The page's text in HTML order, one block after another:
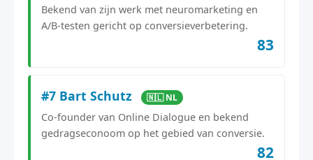
Bekend van zijn werk met neuromarketing en
A/B-testen gericht op conversieverbetering.
83
#7 Bart Schutz 🇳🇱 NL
Co-founder van Online Dialogue en bekend
gedragseconoom op het gebied van conversie.
82